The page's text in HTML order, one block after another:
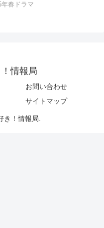
年春ドラマ
！情報局
お問い合わせ
サイトマップ
き！情報局.